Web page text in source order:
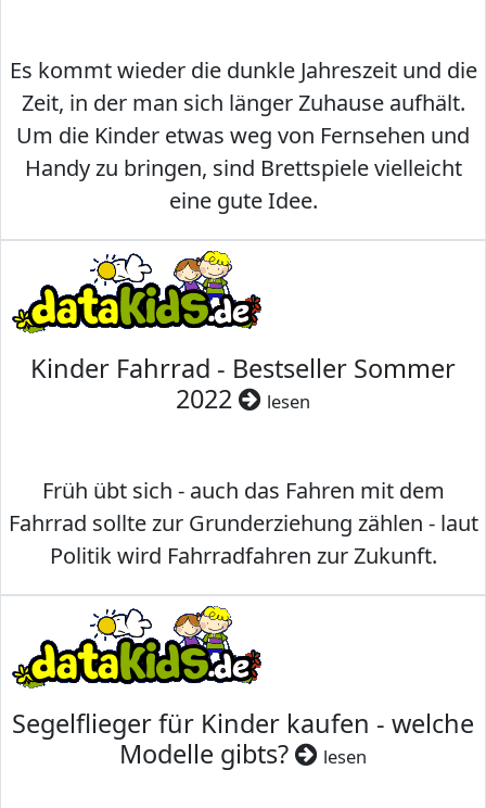
Es kommt wieder die dunkle Jahreszeit und die
Zeit, in der man sich länger Zuhause aufhält.
Um die Kinder etwas weg von Fernsehen und
Handy zu bringen, sind Brettspiele vielleicht
eine gute Idee.
Kinder Fahrrad - Bestseller Sommer
2022
lesen
Früh übt sich - auch das Fahren mit dem
Fahrrad sollte zur Grunderziehung zählen - laut
Politik wird Fahrradfahren zur Zukunft.
Segelflieger für Kinder kaufen - welche
Modelle gibts?
lesen